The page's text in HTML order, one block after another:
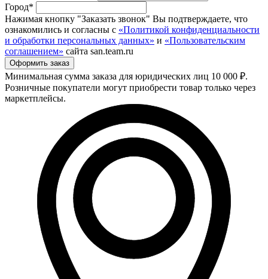
Город*
Нажимая кнопку "Заказать звонок" Вы подтверждаете, что
ознакомились и согласны с «Политикой конфиденциальности
и обработки персональных данных» и «Пользовательским
соглашением» сайта san.team.ru
Минимальная сумма заказа для юридических лиц 10 000 ₽.
Розничные покупатели могут приобрести товар только через
маркетплейсы.